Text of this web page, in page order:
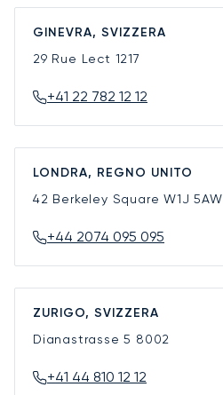
GINEVRA, SVIZZERA
29 Rue Lect 1217
+41 22 782 12 12
LONDRA, REGNO UNITO
42 Berkeley SquareW1J 5AW
+44 2074 095 095
ZURIGO, SVIZZERA
Dianastrasse 5 8002
+41 44 810 12 12